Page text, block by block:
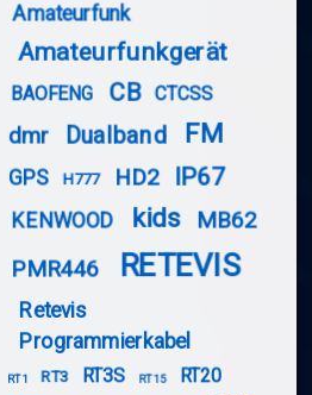
Amateurfunk
Amateurfunkgerät
BAOFENG CB CTCSS
dmr Dualband FM
GPS H777 HD2 IP67
KENWOOD kids
MB62
PMR446
RETEVIS
Retevis
Programmierkabel
RT1 RT3 RT3S RT15 RT20